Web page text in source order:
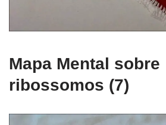
Mapa Mental sobre
ribossomos (7)